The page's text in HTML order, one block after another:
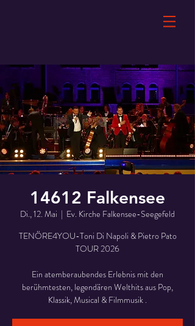
14612 Falkensee
Di., 12. Mai
  |
Ev. Kirche Falkensee-Seegefeld
TENÖRE4YOU-Toni Di Napoli & Pietro Pato
TOUR 2026
Ein atemberaubendes Erlebnis mit den
berühmtesten, legendären Welthits aus Pop,
Klassik, Musical & Filmmusik .